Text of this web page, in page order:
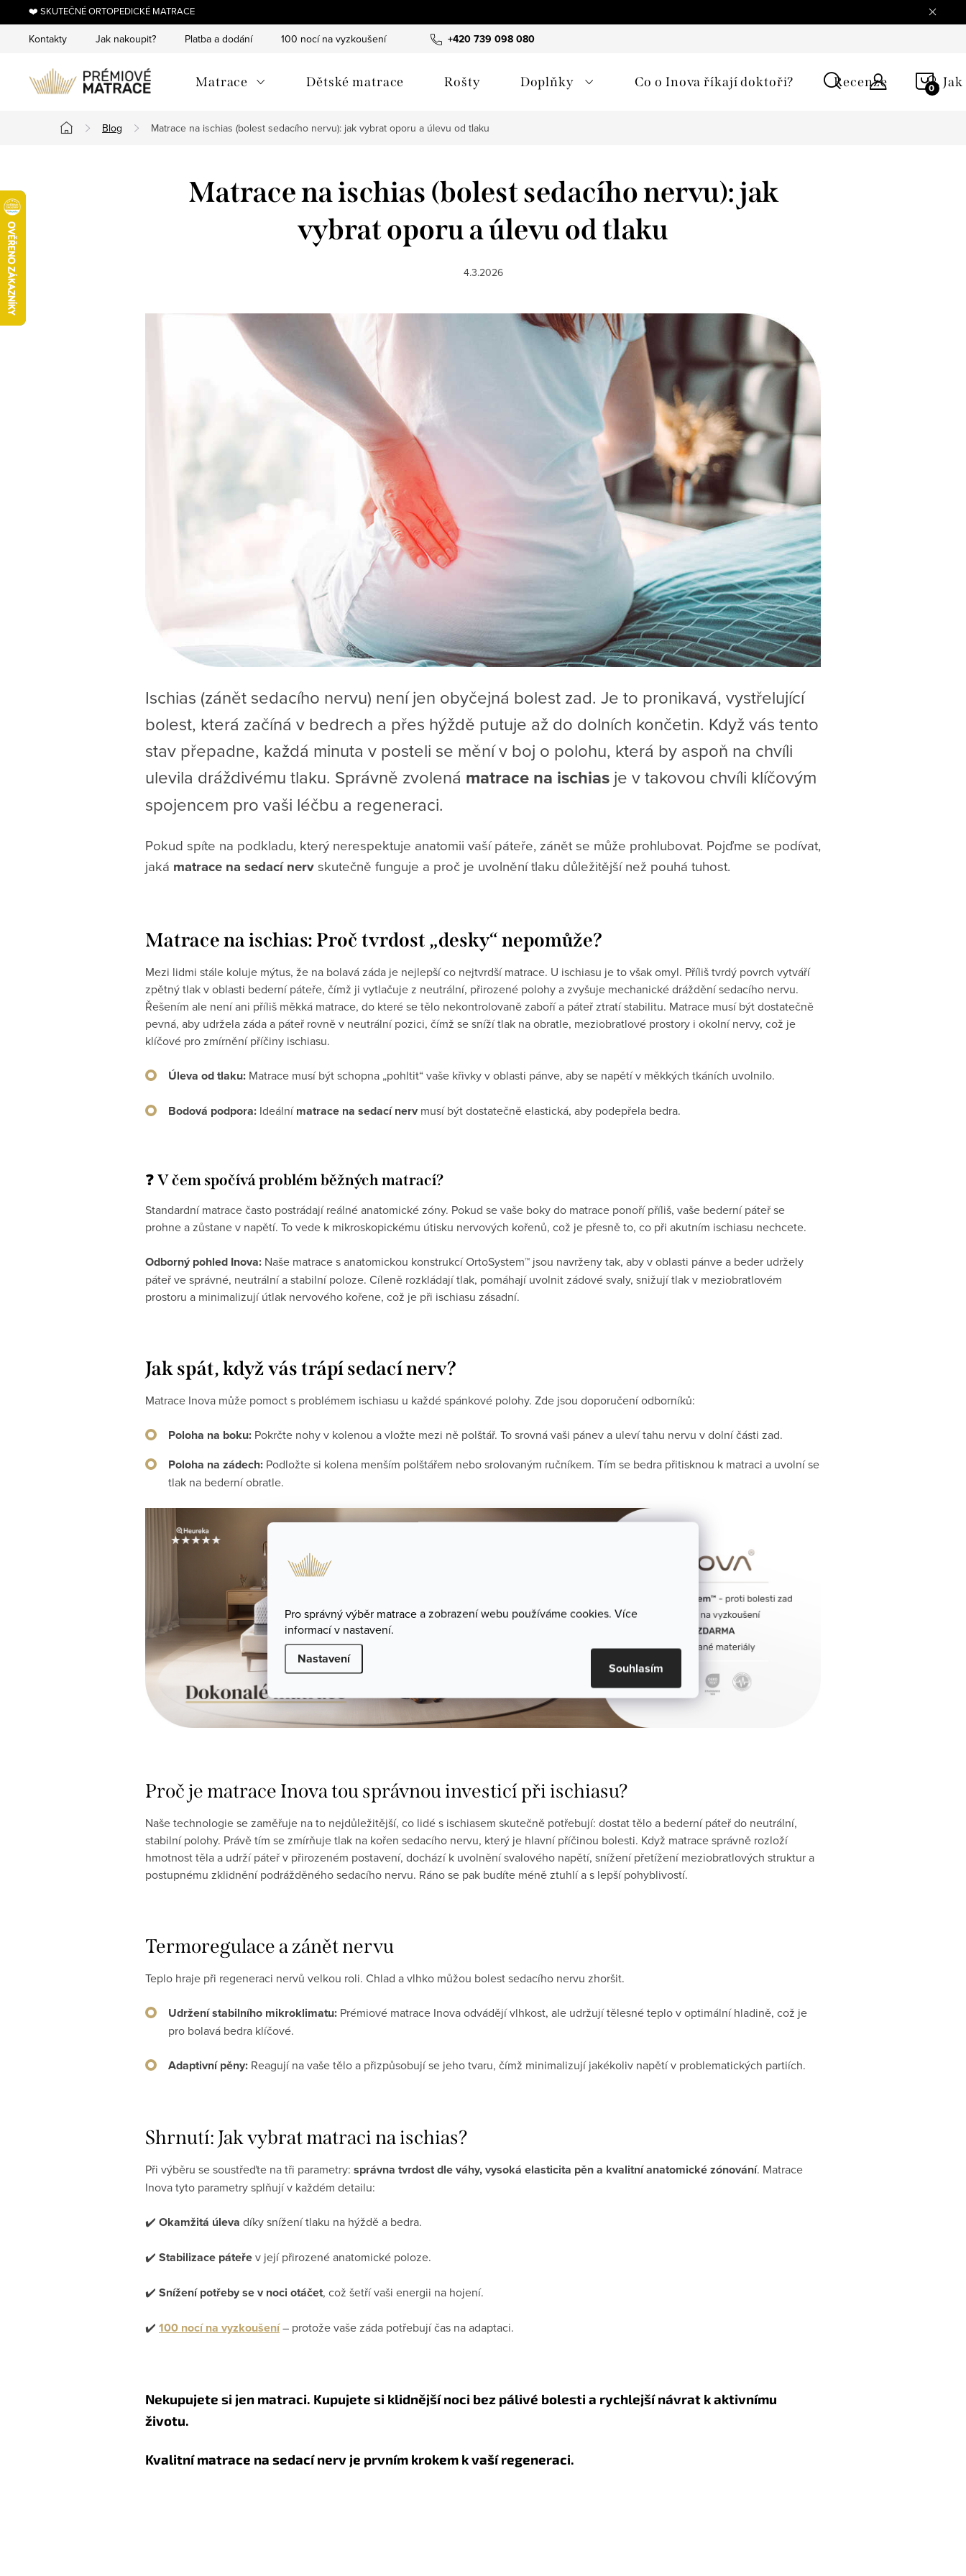
Pro správný výběr matrace a zobrazení webu používáme cookies. Více
informací v nastavení.
Nastavení
Souhlasím
na
❤️ SKUTEČNÉ ORTOPEDICKÉ MATRACE
+420 739 098 080
Kontakty Jak nakoupit? Platba a dodání 100 nocí na vyzkoušení B2B spolupráce - hotely & designéři
Matrace Dětské matrace Rošty Doplňky Co o Inova říkají doktoři? Recenze 🔍
Domů
Blog Matrace na ischias (bolest sedacího nervu): jak vybrat oporu a úlevu od tlaku
Matrace na ischias (bolest sedacího nervu): jak
vybrat oporu a úlevu od tlaku
4.3.2026
Ischias (zánět sedacího nervu) není jen obyčejná bolest zad. Je to pronikavá, vystřelující
bolest, která začíná v bedrech a přes hýždě putuje až do dolních končetin. Když vás tento
stav přepadne, každá minuta v posteli se mění v boj o polohu, která by aspoň na chvíli
ulevila dráždivému tlaku. Správně zvolená matrace na ischias je v takovou chvíli klíčovým
spojencem pro vaši léčbu a regeneraci.
Pokud spíte na podkladu, který nerespektuje anatomii vaší páteře, zánět se může prohlubovat. Pojďme se podívat,
jaká matrace na sedací nervskutečně funguje a proč je uvolnění tlaku důležitější než pouhá tuhost.
Matrace na ischias: Proč tvrdost „desky“ nepomůže?
Mezi lidmi stále koluje mýtus, že na bolavá záda je nejlepší co nejtvrdší matrace. U ischiasu je to však omyl. Příliš tvrdý povrch vytváří
zpětný tlak v oblasti bederní páteře, čímž ji vytlačuje z neutrální, přirozené polohy a zvyšuje mechanické dráždění sedacího nervu.
Řešením ale není ani příliš měkká matrace, do které se tělo nekontrolovaně zaboří a páteř ztratí stabilitu. Matrace musí být dostatečně
pevná, aby udržela záda a páteř rovně v neutrální pozici, čímž se sníží tlak na obratle, meziobratlové prostory i okolní nervy, což je
klíčové pro zmírnění příčiny ischiasu.
Úleva od tlaku: Matrace musí být schopna „pohltit“ vaše křivky v oblasti pánve, aby se napětí v měkkých tkáních uvolnilo.
Bodová podpora: Ideálnímatrace na sedací nerv musí být dostatečně elastická, aby podepřela bedra.
❓V čem spočívá problém běžných matrací?
Standardní matrace často postrádají reálné anatomické zóny. Pokud se vaše boky do matrace ponoří příliš, vaše bederní páteř se
prohne a zůstane v napětí. To vede k mikroskopickému útisku nervových kořenů, což je přesně to, co při akutním ischiasu nechcete.
Odborný pohled Inova: Naše matrace s anatomickou konstrukcí OrtoSystem™ jsou navrženy tak, aby v oblasti pánve a beder udržely
páteř ve správné, neutrální a stabilní poloze. Cíleně rozkládají tlak, pomáhají uvolnit zádové svaly, snižují tlak v meziobratlovém
prostoru a minimalizují útlak nervového kořene, což je při ischiasu zásadní.
Jak spát, když vás trápí sedací nerv?
Matrace Inova může pomoct s problémem ischiasu u každé spánkové polohy. Zde jsou doporučení odborníků:
Poloha na boku: Pokrčte nohy v kolenou a vložte mezi ně polštář. To srovná vaši pánev a uleví tahu nervu v dolní části zad.
Poloha na zádech: Podložte si kolena menším polštářem nebo srolovaným ručníkem. Tím se bedra přitisknou k matraci a uvolní se
tlak na bederní obratle.
Proč je matrace Inova tou správnou investicí při ischiasu?
Naše technologie se zaměřuje na to nejdůležitější, co lidé s ischiasem skutečně potřebují: dostat tělo a bederní páteř do neutrální,
stabilní polohy. Právě tím se zmírňuje tlak na kořen sedacího nervu, který je hlavní příčinou bolesti. Když matrace správně rozloží
hmotnost těla a udrží páteř v přirozeném postavení, dochází k uvolnění svalového napětí, snížení přetížení meziobratlových struktur a
postupnému zklidnění podrážděného sedacího nervu. Ráno se pak budíte méně ztuhlí a s lepší pohyblivostí.
Termoregulace a zánět nervu
Teplo hraje při regeneraci nervů velkou roli. Chlad a vlhko můžou bolest sedacího nervu zhoršit.
Udržení stabilního mikroklimatu: Prémiové matrace Inova odvádějí vlhkost, ale udržují tělesné teplo v optimální hladině, což je
pro bolavá bedra klíčové.
Adaptivní pěny: Reagují na vaše tělo a přizpůsobují se jeho tvaru, čímž minimalizují jakékoliv napětí v problematických partiích.
Shrnutí: Jak vybrat matraci na ischias?
Při výběru se soustřeďte na tři parametry: správna tvrdost dle váhy, vysoká elasticita pěn a kvalitní anatomické zónování. Matrace
Inova tyto parametry splňují v každém detailu:
✔️ Okamžitá úleva díky snížení tlaku na hýždě a bedra.
✔️ Stabilizace páteřev její přirozené anatomické poloze.
✔️ Snížení potřeby se v noci otáčet, což šetří vaši energii na hojení.
✔️ 100 nocí na vyzkoušení– protože vaše záda potřebují čas na adaptaci.
Nekupujete si jen matraci. Kupujete si klidnější noci bez pálivé bolesti a rychlejší návrat k aktivnímu
životu.
Kvalitní matrace na sedací nerv je prvním krokem k vaší regeneraci.